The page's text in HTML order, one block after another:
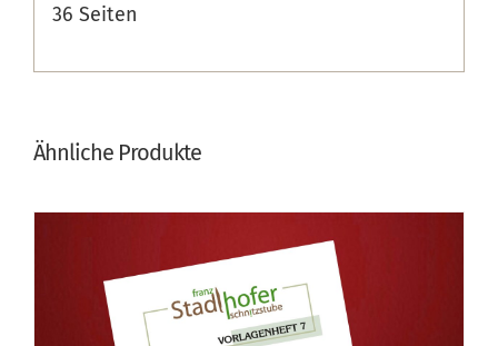
36 Seiten
Ähnliche Produkte